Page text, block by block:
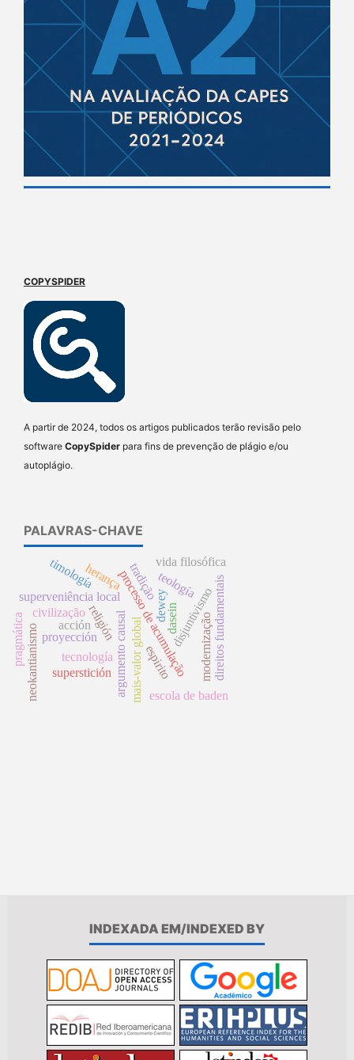
COPYSPIDER
A partir de 2024, todos os artigos publicados terão revisão pelo
software CopySpider para fins de prevenção de plágio e/ou
autoplágio.
PALAVRAS-CHAVE
argumento causal
superstición
proyección processo de acumulação
mais-valor global
superveniência local disjuntivismo
religión
tecnología
dewey
teología direitos fundamentais
espirito
neokantianismo escola de baden
dasein
herança
modernização
tradição
pragmática
timología
acción
vida filosófica
civilização
INDEXADA EM/INDEXED BY